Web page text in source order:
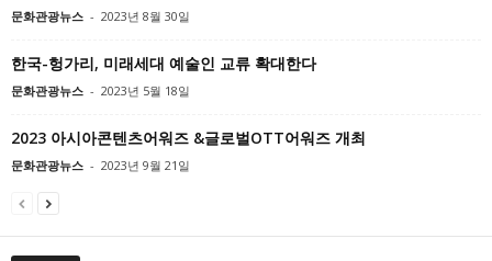
문화관광뉴스 - 2023년 8월 30일
한국-헝가리, 미래세대 예술인 교류 확대한다
문화관광뉴스 - 2023년 5월 18일
2023 아시아콘텐츠어워즈 &글로벌OTT어워즈 개최
문화관광뉴스 - 2023년 9월 21일